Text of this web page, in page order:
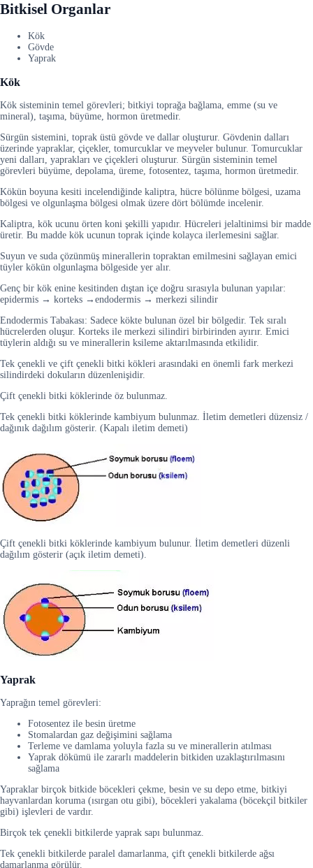
Bitkisel Organlar
Kök
Gövde
Yaprak
Kök
Kök sisteminin temel görevleri; bitkiyi toprağa bağlama, emme (su ve
mineral), taşıma, büyüme, hormon üretmedir.
Sürgün sistemini, toprak üstü gövde ve dallar oluşturur. Gövdenin dalları
üzerinde yapraklar, çiçekler, tomurcuklar ve meyveler bulunur. Tomurcuklar
yeni dalları, yaprakları ve çiçekleri oluşturur. Sürgün sisteminin temel
görevleri büyüme, depolama, üreme, fotosentez, taşıma, hormon üretmedir.
Kökün boyuna kesiti incelendiğinde kaliptra, hücre bölünme bölgesi, uzama
bölgesi ve olgunlaşma bölgesi olmak üzere dört bölümde incelenir.
Kaliptra, kök ucunu örten koni şekilli yapıdır. Hücreleri jelaltinimsi bir madde
üretir. Bu madde kök ucunun toprak içinde kolayca ilerlemesini sağlar.
Suyun ve suda çözünmüş minerallerin topraktan emilmesini sağlayan emici
tüyler kökün olgunlaşma bölgeside yer alır.
Genç bir kök enine kesitinden dıştan içe doğru sırasıyla bulunan yapılar:
epidermis → korteks →endodermis → merkezi silindir
Endodermis Tabakası: Sadece kökte bulunan özel bir bölgedir. Tek sıralı
hücrelerden oluşur. Korteks ile merkezi silindiri birbirinden ayırır. Emici
tüylerin aldığı su ve minerallerin ksileme aktarılmasında etkilidir.
Tek çenekli ve çift çenekli bitki kökleri arasındaki en önemli fark merkezi
silindirdeki dokuların düzenlenişidir.
Çift çenekli bitki köklerinde öz bulunmaz.
Tek çenekli bitki köklerinde kambiyum bulunmaz. İletim demetleri düzensiz /
dağınık dağılım gösterir. (Kapalı iletim demeti)
Çift çenekli bitki köklerinde kambiyum bulunur. İletim demetleri düzenli
dağılım gösterir (açık iletim demeti).
Yaprak
Yaprağın temel görevleri:
Fotosentez ile besin üretme
Stomalardan gaz değişimini sağlama
Terleme ve damlama yoluyla fazla su ve minerallerin atılması
Yaprak dökümü ile zararlı maddelerin bitkiden uzaklaştırılmasını
sağlama
Yapraklar birçok bitkide böcekleri çekme, besin ve su depo etme, bitkiyi
hayvanlardan koruma (ısırgan otu gibi), böcekleri yakalama (böcekçil bitkiler
gibi) işlevleri de vardır.
Birçok tek çenekli bitkilerde yaprak sapı bulunmaz.
Tek çenekli bitkilerde paralel damarlanma, çift çenekli bitkilerde ağsı
damarlanma görülür.